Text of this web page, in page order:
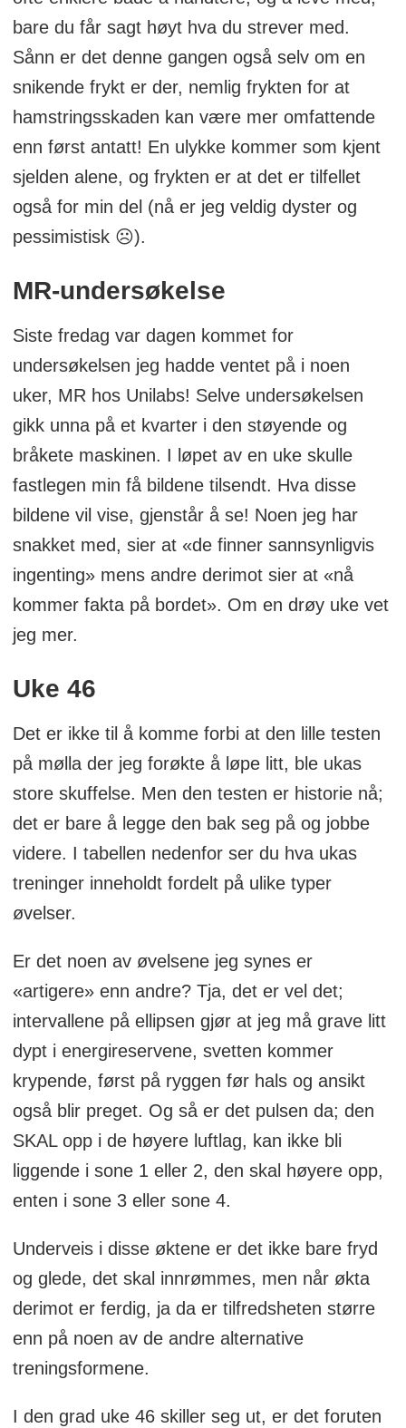
bare du får sagt høyt hva du strever med.
Sånn er det denne gangen også selv om en
snikende frykt er der, nemlig frykten for at
hamstringsskaden kan være mer omfattende
enn først antatt! En ulykke kommer som kjent
sjelden alene, og frykten er at det er tilfellet
også for min del (nå er jeg veldig dyster og
pessimistisk ☹).
MR-undersøkelse
Siste fredag var dagen kommet for
undersøkelsen jeg hadde ventet på i noen
uker, MR hos Unilabs! Selve undersøkelsen
gikk unna på et kvarter i den støyende og
bråkete maskinen. I løpet av en uke skulle
fastlegen min få bildene tilsendt. Hva disse
bildene vil vise, gjenstår å se! Noen jeg har
snakket med, sier at «de finner sannsynligvis
ingenting» mens andre derimot sier at «nå
kommer fakta på bordet». Om en drøy uke vet
jeg mer.
Uke 46
Det er ikke til å komme forbi at den lille testen
på mølla der jeg forøkte å løpe litt, ble ukas
store skuffelse. Men den testen er historie nå;
det er bare å legge den bak seg på og jobbe
videre. I tabellen nedenfor ser du hva ukas
treninger inneholdt fordelt på ulike typer
øvelser.
Er det noen av øvelsene jeg synes er
«artigere» enn andre? Tja, det er vel det;
intervallene på ellipsen gjør at jeg må grave litt
dypt i energireservene, svetten kommer
krypende, først på ryggen før hals og ansikt
også blir preget. Og så er det pulsen da; den
SKAL opp i de høyere luftlag, kan ikke bli
liggende i sone 1 eller 2, den skal høyere opp,
enten i sone 3 eller sone 4.
Underveis i disse øktene er det ikke bare fryd
og glede, det skal innrømmes, men når økta
derimot er ferdig, ja da er tilfredsheten større
enn på noen av de andre alternative
treningsformene.
I den grad uke 46 skiller seg ut, er det foruten